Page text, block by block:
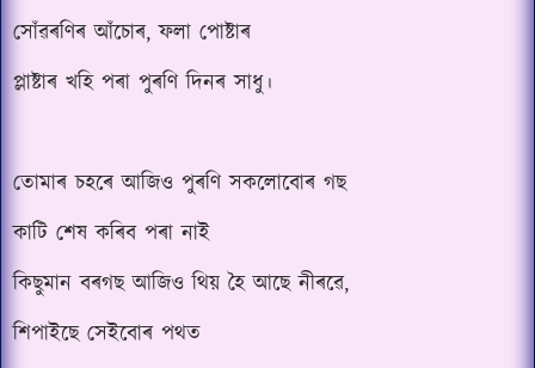
সোঁৱৰণিৰ আঁচোৰ, ফলা পোষ্টাৰ
প্লাষ্টাৰ খহি পৰা পুৰণি দিনৰ সাধু।
তোমাৰ চহৰে আজিও পুৰণি সকলোবোৰ গছ
কাটি শেষ কৰিব পৰা নাই
কিছুমান বৰগছ আজিও থিয় হৈ আছে নীৰৱে,
শিপাইছে সেইবোৰ পথত